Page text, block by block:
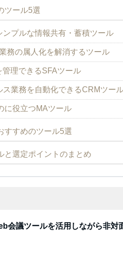
ツール5選
ンプルな情報共有・蓄積ツール
務の属人化を解消するツール
管理できるSFAツール
業務を自動化できるCRMツー
に役立つMAツール
すすめのツール5選
と選定ポイントのまとめ
会議ツールを活用しながら非対